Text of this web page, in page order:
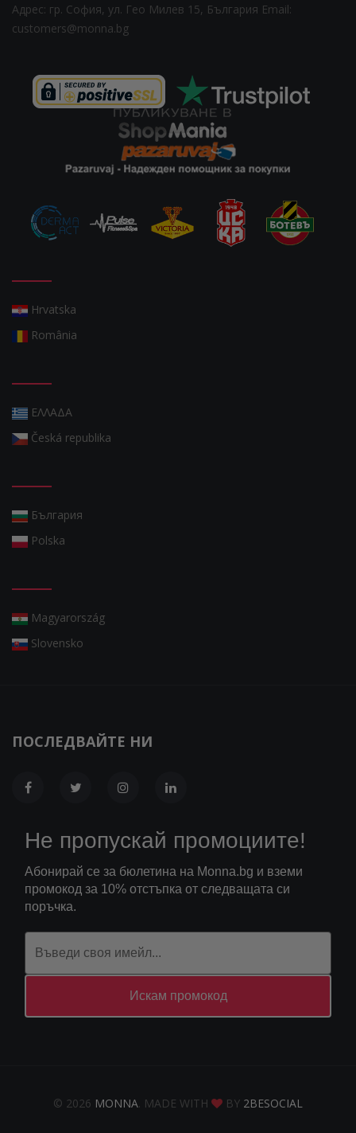
Адрес: гр. София, ул. Гео Милев 15, България Email:
customers@monna.bg
Hrvatska
România
ΕΛΛΑΔΑ
Česká republika
България
Polska
Magyarország
Slovensko
ПОСЛЕДВАЙТЕ НИ
Не пропускай промоциите!
Абонирай се за бюлетина на Monna.bg и вземи
промокод за 10% отстъпка от следващата си
поръчка.
Искам промокод
© 2026 MONNA. MADE WITH BY 2BESOCIAL